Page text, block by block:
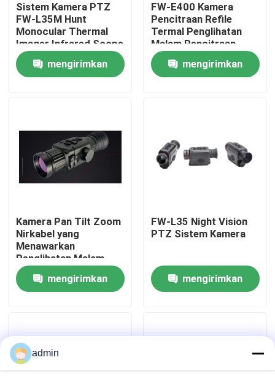
Rumah
Produk
Tentang Kami
Tur Pabrik
Kontrol Kualitas
Hubungi Kami
Berita
Minta Kutipan
Bagian Penerbangan
Sistem Kamera PTZ
FW-L35M Hunt
Monocular Thermal
Imager Infrared Scope
Night Vision
mengirimkan
FW-E400 Kamera
Pencitraan Refile
Termal Penglihatan
Malam Pencitraan
Termal Portabel
Ringkasmengirimkan
Kamera Pan Tilt Zoom
Nirkabel yang
Menawarkan
Penglihatan Malam
Resolusi 4k dan
Pemantauan Jarak
Jauh Cocok untuk
mengirimkan
FW-L35 Night Vision
PTZ Sistem Kamera
mengirimkan
admin